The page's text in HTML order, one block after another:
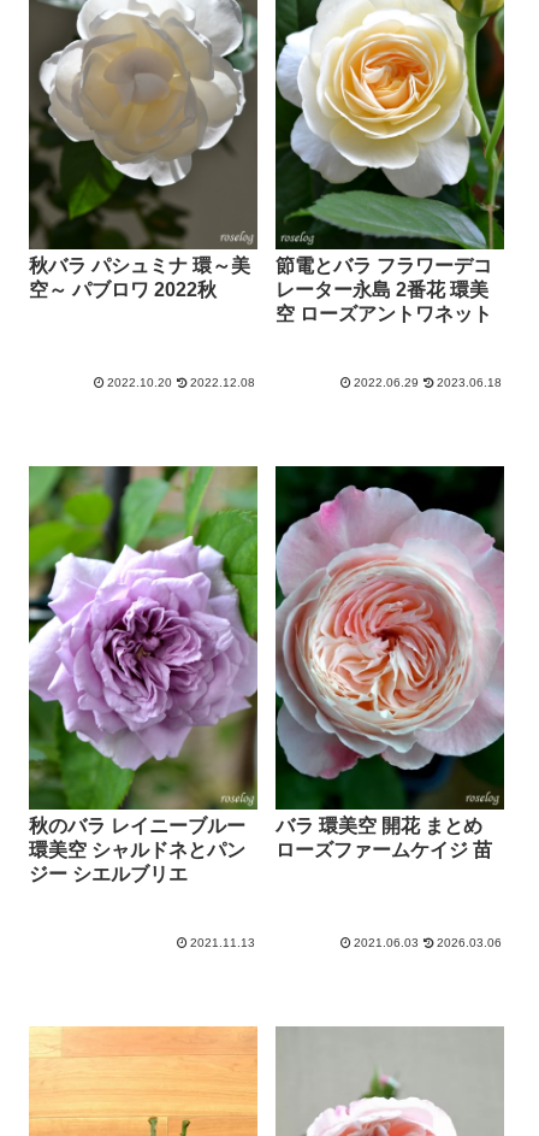
秋バラ パシュミナ 環～美
空～ パブロワ 2022秋
2022.10.20 2022.12.08
節電とバラ フラワーデコ
レーター永島 2番花 環美
空 ローズアントワネット
2022.06.29 2023.06.18
秋のバラ レイニーブルー
環美空 シャルドネとパン
ジー シエルブリエ
2021.11.13
バラ 環美空 開花 まとめ
ローズファームケイジ 苗
2021.06.03 2026.03.06